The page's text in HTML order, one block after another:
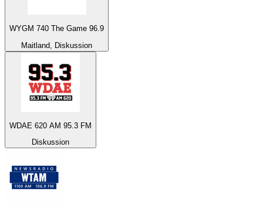
WYGM 740 The Game 96.9
Maitland, Diskussion
WDAE 620 AM 95.3 FM
Diskussion